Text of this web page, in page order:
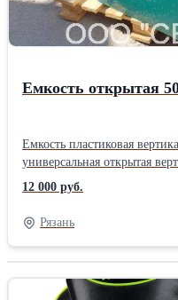
улице Материал: Пластик
Емкость открытая
Емкость пластиковая
универсальная открытая
Емкость изготовлена из
пищевого УФ-
бортик имеет усиление,
каркаса (для использования
Габаритные размеры:
изготавливается из
12 000 руб.
Рязань